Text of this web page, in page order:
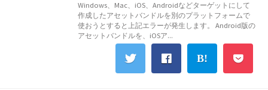
日
ゴ
リ
ー
Windows、Mac、iOS、Androidなどターゲットにして
作成したアセットバンドルを別のプラットフォームで
使おうとすると上記エラーが発生します。 Android版の
アセットバンドルを、iOSア...